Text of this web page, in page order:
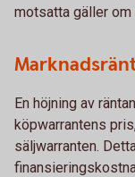
motsatta gäller
En höjning av
köpwarrantens
säljwarranten.